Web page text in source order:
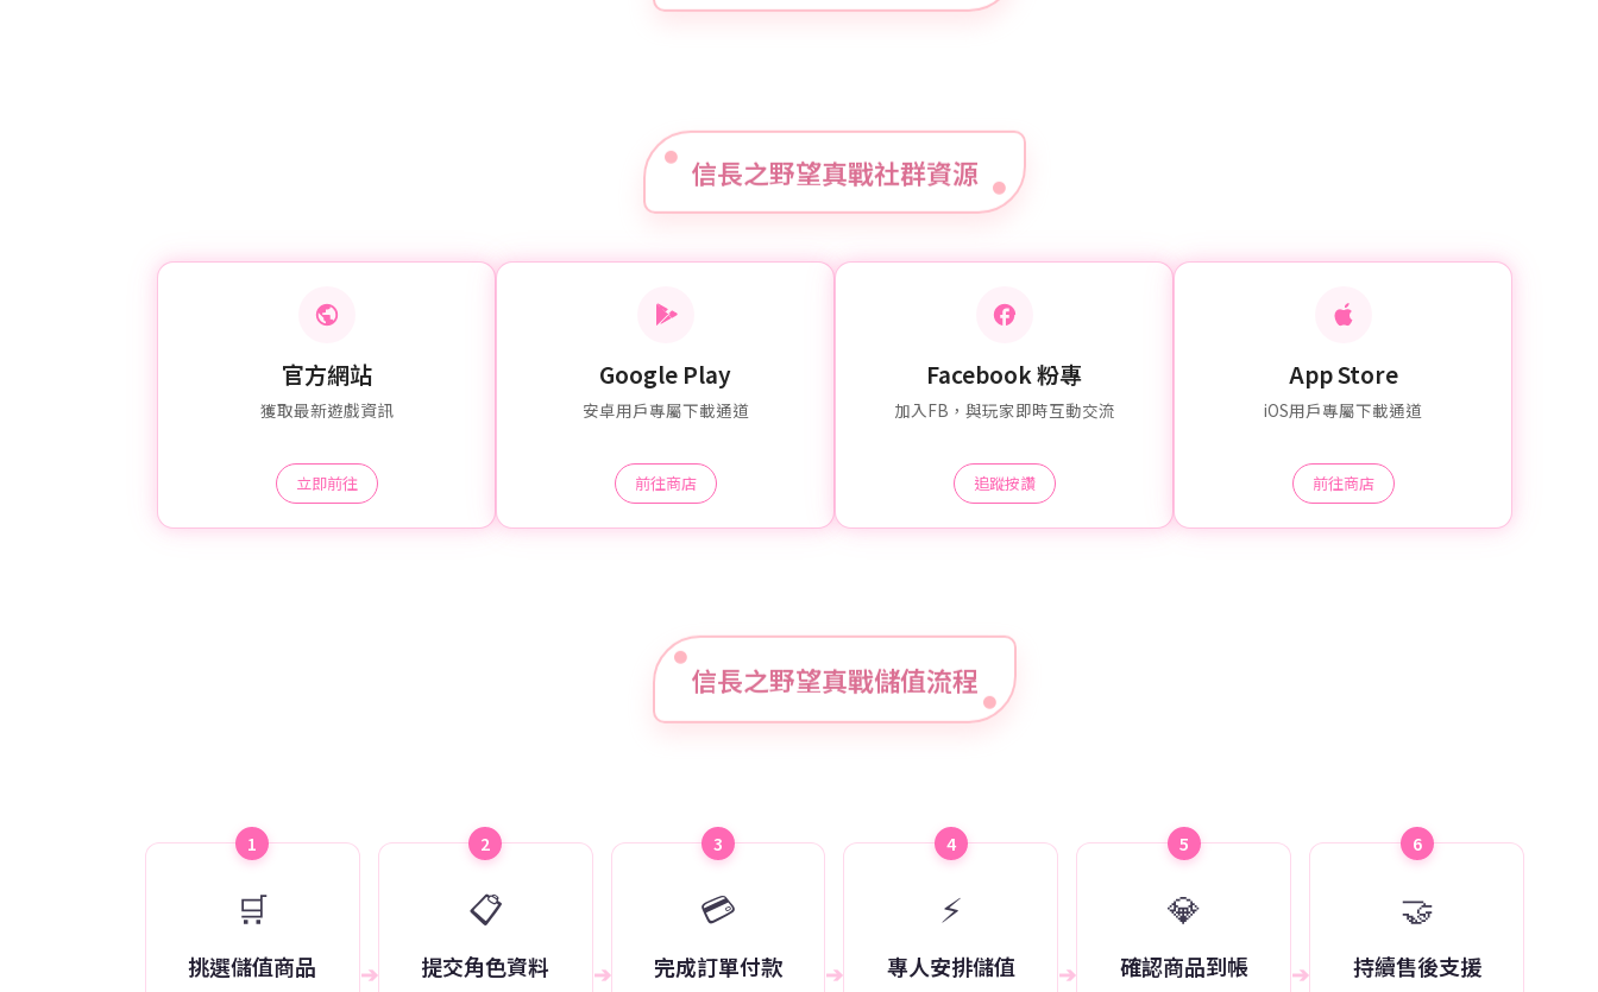
信長之野望真戰社群資源
官方網站
獲取最新遊戲資訊
立即前往
Google Play
安卓用戶專屬下載通道
前往商店
Facebook 粉專
加入FB，與玩家即時互動交流
追蹤按讚
App Store
iOS用戶專屬下載通道
前往商店
信長之野望真戰儲值流程
1
🛒
挑選儲值商品 ➔
2
📋
提交角色資料 ➔
3
💳
完成訂單付款 ➔
4
⚡
專人安排儲值 ➔
5
💎
確認商品到帳 ➔
6
🤝
持續售後支援